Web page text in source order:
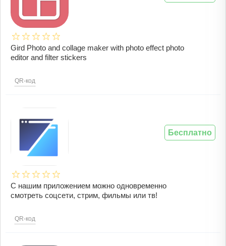
Gird Photo and collage maker with photo effect photo
editor and filter stickers
QR-код
С нашим приложением можно одновременно
смотреть соцсети, стрим, фильмы или тв!
QR-код
Бесплатно